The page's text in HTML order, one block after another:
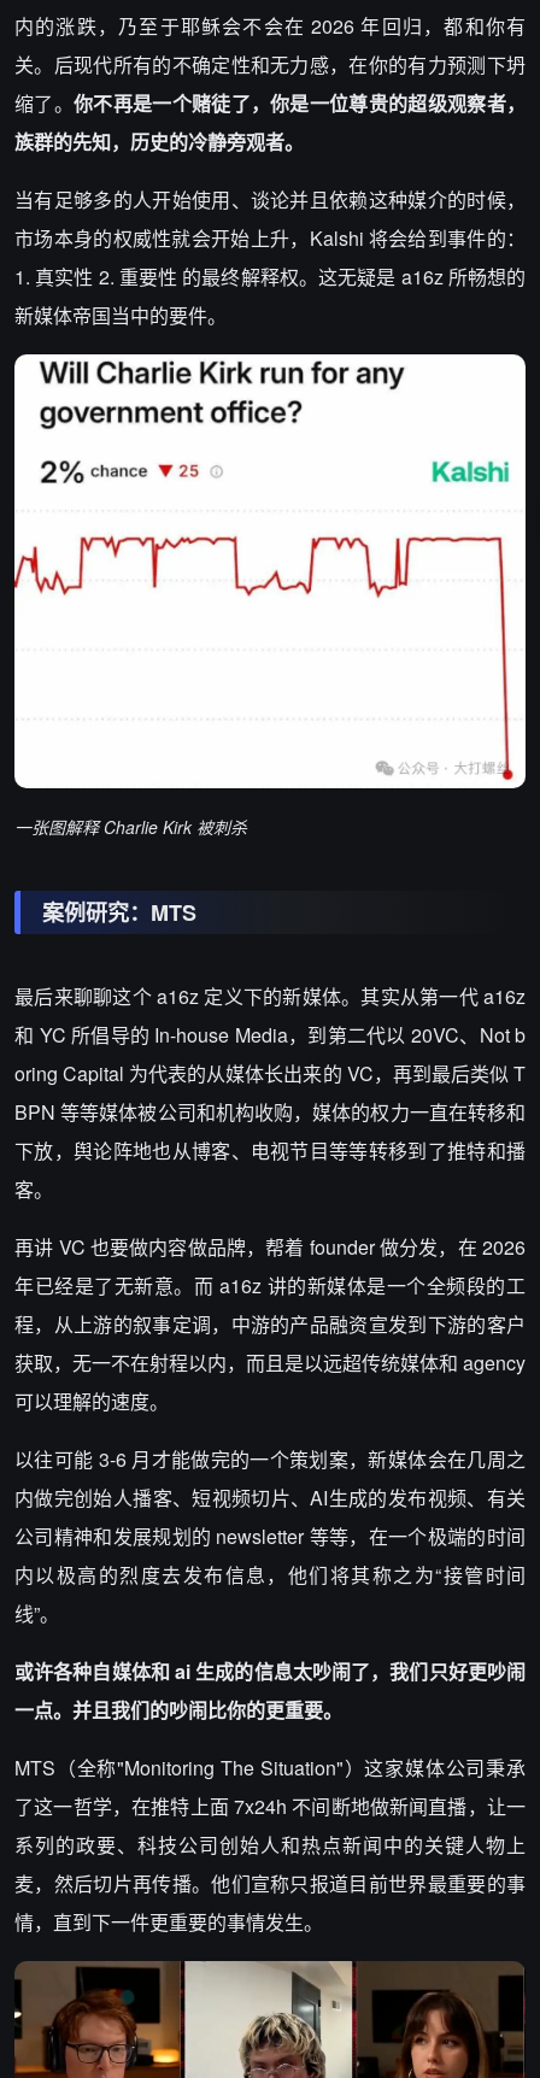
内的涨跌，乃至于耶稣会不会在 2026 年回归，都和你有
关。后现代所有的不确定性和无力感，在你的有力预测下坍
缩了。 你不再是一个赌徒了，你是一位尊贵的超级观察者，
族群的先知，历史的冷静旁观者。
当有足够多的人开始使用、谈论并且依赖这种媒介的时候，
市场本身的权威性就会开始上升，Kalshi 将会给到事件的：
1. 真实性 2. 重要性 的最终解释权。这无疑是 a16z 所畅想的
新媒体帝国当中的要件。
一张图解释 Charlie Kirk 被刺杀
案例研究： MTS
最后来聊聊这个 a16z 定义下的新媒体。其实从第一代 a16z
和 YC 所倡导的 In-house Media，到第二代以 20VC、Not b
oring Capital 为代表的从媒体长出来的 VC，再到最后类似 T
BPN 等等媒体被公司和机构收购，媒体的权力一直在转移和
下放，舆论阵地也从博客、电视节目等等转移到了推特和播
客。
再讲 VC 也要做内容做品牌，帮着 founder 做分发，在 2026
年已经是了无新意。而 a16z 讲的新媒体是一个全频段的工
程，从上游的叙事定调，中游的产品融资宣发到下游的客户
获取，无一不在射程以内，而且是以远超传统媒体和 agency
可以理解的速度。
以往可能 3-6 月才能做完的一个策划案，新媒体会在几周之
内做完创始人播客、短视频切片、AI生成的发布视频、有关
公司精神和发展规划的 newsletter 等等，在一个极端的时间
内以极高的烈度去发布信息，他们将其称之为“接管时间
线”。
或许各种自媒体和 ai 生成的信息太吵闹了，我们只好更吵闹
一点。并且我们的吵闹比你的更重要。
MTS（全称"Monitoring The Situation"）这家媒体公司秉承
了这一哲学，在推特上面 7x24h 不间断地做新闻直播，让一
系列的政要、科技公司创始人和热点新闻中的关键人物上
麦，然后切片再传播。他们宣称只报道目前世界最重要的事
情，直到下一件更重要的事情发生。